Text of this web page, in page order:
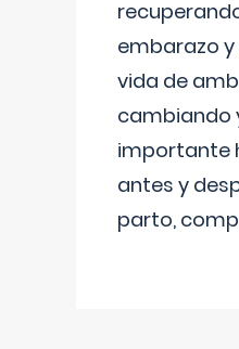
embarazo y
vida de
cambiando
importante
antes y
parto,